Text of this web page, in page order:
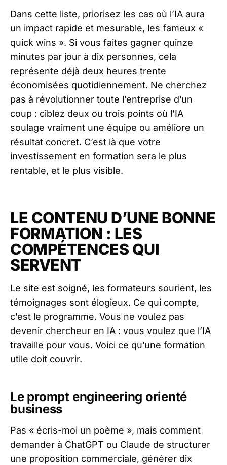
Dans cette liste, priorisez les cas où l’IA aura
un impact rapide et mesurable, les fameux «
quick wins ». Si vous faites gagner quinze
minutes par jour à dix personnes, cela
représente déjà deux heures trente
économisées quotidiennement. Ne cherchez
pas à révolutionner toute l’entreprise d’un
coup : ciblez deux ou trois points où l’IA
soulage vraiment une équipe ou améliore un
résultat concret. C’est là que votre
investissement en formation sera le plus
rentable, et le plus visible.
LE CONTENU D’UNE BONNE
FORMATION : LES
COMPÉTENCES QUI
SERVENT
Le site est soigné, les formateurs sourient, les
témoignages sont élogieux. Ce qui compte,
c’est le programme. Vous ne voulez pas
devenir chercheur en IA : vous voulez que l’IA
travaille pour vous. Voici ce qu’une formation
utile doit couvrir.
Le prompt engineering orienté
business
Pas « écris-moi un poème », mais comment
demander à ChatGPT ou Claude de structurer
une proposition commerciale, générer dix